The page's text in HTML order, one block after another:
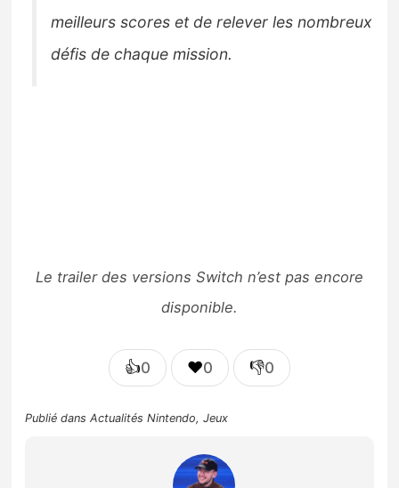
meilleurs scores et de relever les nombreux
défis de chaque mission.
Le trailer des versions Switch n’est pas encore
disponible.
👍0 ❤️0 👎0
Publié dansActualités Nintendo,Jeux